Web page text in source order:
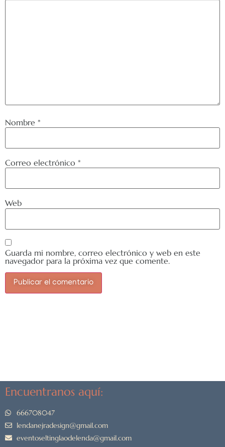
Nombre *
Correo electrónico *
Web
Guarda mi nombre, correo electrónico y web en este
navegador para la próxima vez que comente.
Encuentranos aquí:
666708047
lendanejradesign@gmail.com
eventoseltinglaodelenda@gmail.com